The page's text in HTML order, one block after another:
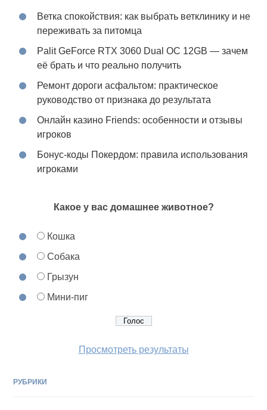
Ветка спокойствия: как выбрать ветклинику и не
переживать за питомца
Palit GeForce RTX 3060 Dual OC 12GB — зачем
её брать и что реально получить
Ремонт дороги асфальтом: практическое
руководство от признака до результата
Онлайн казино Friends: особенности и отзывы
игроков
Бонус-коды Покердом: правила использования
игроками
Какое у вас домашнее животное?
Кошка
Собака
Грызун
Мини-пиг
Просмотреть результаты
РУБРИКИ